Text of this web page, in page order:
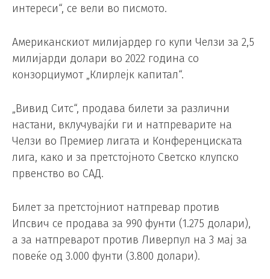
интереси“, се вели во писмото.
Американскиот милијардер го купи Челзи за 2,5
милијарди долари во 2022 година со
конзорциумот „Клирлејк капитал“.
„Вивид Ситс“, продава билети за различни
настани, вклучувајќи ги и натпреварите на
Челзи во Премиер лигата и Конференциската
лига, како и за претстојното Светско клупско
првенство во САД.
Билет за претстојниот натпревар против
Ипсвич се продава за 990 фунти (1.275 долари),
а за натпреварот против Ливерпул на 3 мај за
повеќе од 3.000 фунти (3.800 долари).